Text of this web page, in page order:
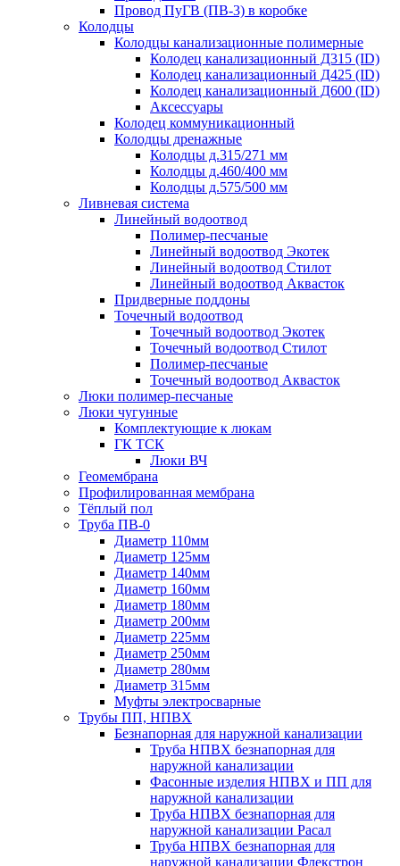
Провод ПуГВ (ПВ-3) в коробке
Колодцы
Колодцы канализационные полимерные
Колодец канализационный Д315 (ID)
Колодец канализационный Д425 (ID)
Колодец канализационный Д600 (ID)
Аксессуары
Колодец коммуникационный
Колодцы дренажные
Колодцы д.315/271 мм
Колодцы д.460/400 мм
Колодцы д.575/500 мм
Ливневая система
Линейный водоотвод
Полимер-песчаные
Линейный водоотвод Экотек
Линейный водоотвод Стилот
Линейный водоотвод Аквасток
Придверные поддоны
Точечный водоотвод
Точечный водоотвод Экотек
Точечный водоотвод Стилот
Полимер-песчаные
Точечный водоотвод Аквасток
Люки полимер-песчаные
Люки чугунные
Комплектующие к люкам
ГК ТСК
Люки ВЧ
Геомембрана
Профилированная мембрана
Тёплый пол
Труба ПВ-0
Диаметр 110мм
Диаметр 125мм
Диаметр 140мм
Диаметр 160мм
Диаметр 180мм
Диаметр 200мм
Диаметр 225мм
Диаметр 250мм
Диаметр 280мм
Диаметр 315мм
Муфты электросварные
Трубы ПП, НПВХ
Безнапорная для наружной канализации
Труба НПВХ безнапорная для
наружной канализации
Фасонные изделия НПВХ и ПП для
наружной канализации
Труба НПВХ безнапорная для
наружной канализации Расал
Труба НПВХ безнапорная для
наружной канализации Флекстрон